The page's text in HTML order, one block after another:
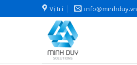
to
Vị trí info@minhduy.vn